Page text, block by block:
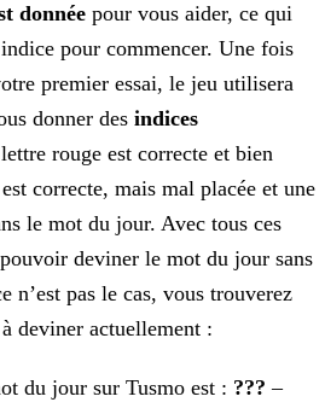
donnée pour vous aider, ce qui
pour commencer. Une fois
premier essai, le jeu utilisera
donner des indices
rouge est correcte et bien
correcte, mais mal placée et une
le mot du jour. Avec tous ces
deviner le mot du jour sans
pas le cas, vous trouverez
deviner actuellement :
du jour sur Tusmo est : ??? –